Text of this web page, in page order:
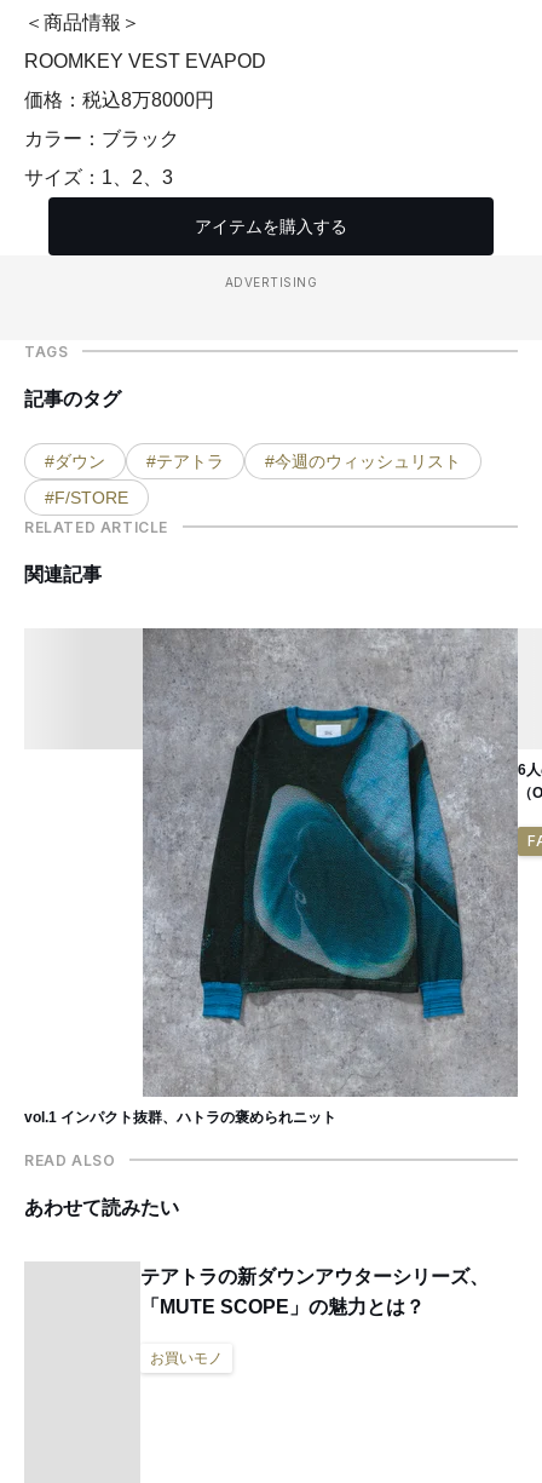
＜商品情報＞
ROOMKEY VEST EVAPOD
価格：税込8万8000円
カラー：ブラック
サイズ：1、2、3
アイテムを購入する
ADVERTISING
TAGS
記事のタグ
#ダウン #テアトラ
#今週のウィッシュリスト
#F/STORE
RELATED ARTICLE
関連記事
vol.1 インパクト抜群、ハトラの褒められニット
6
READ ALSO
あわせて読みたい
テアトラの新ダウンアウターシリーズ、
「MUTE SCOPE」の魅力とは？
お買いモノ